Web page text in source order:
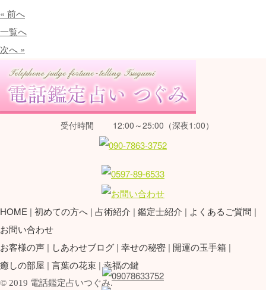
« 前へ
一覧へ
次へ »
受付時間 12:00～25:00（深夜1:00）
HOME 初めての方へ 占術紹介 鑑定士紹介
よくあるご質問
お問い合わせ
お客様の声
しあわせブログ 幸せの秘密
開運の玉手箱
癒しの部屋
言葉の花束 幸福の鍵
© 2019 電話鑑定占いつぐみ.